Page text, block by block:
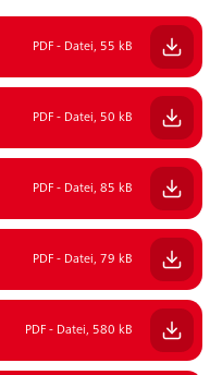
PDF - Datei, 55 kB
PDF - Datei, 50 kB
PDF - Datei, 85 kB
PDF - Datei, 79 kB
PDF - Datei, 580 kB